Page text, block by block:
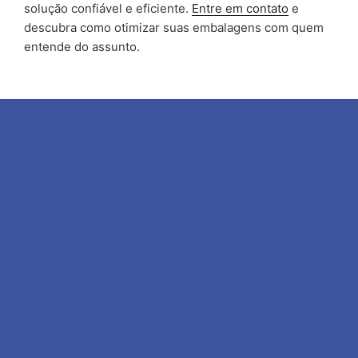
solução confiável e eficiente. Entre em contato e
descubra como otimizar suas embalagens com quem
entende do assunto.